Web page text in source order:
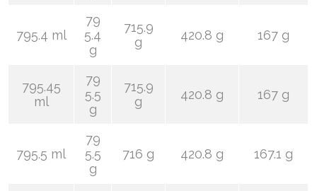
795.4 ml
79
5.4
g
715.9
g
420.8 g 167 g
795.45
ml
79
5.5
g
715.9
g
420.8 g 167 g
795.5 ml
79
5.5
g
716 g 420.8 g 167.1 g